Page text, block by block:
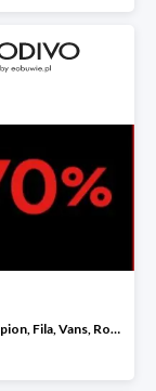
Marki Champion, Fila, Vans, Roxy i Quiksilver w Modivo do -70%